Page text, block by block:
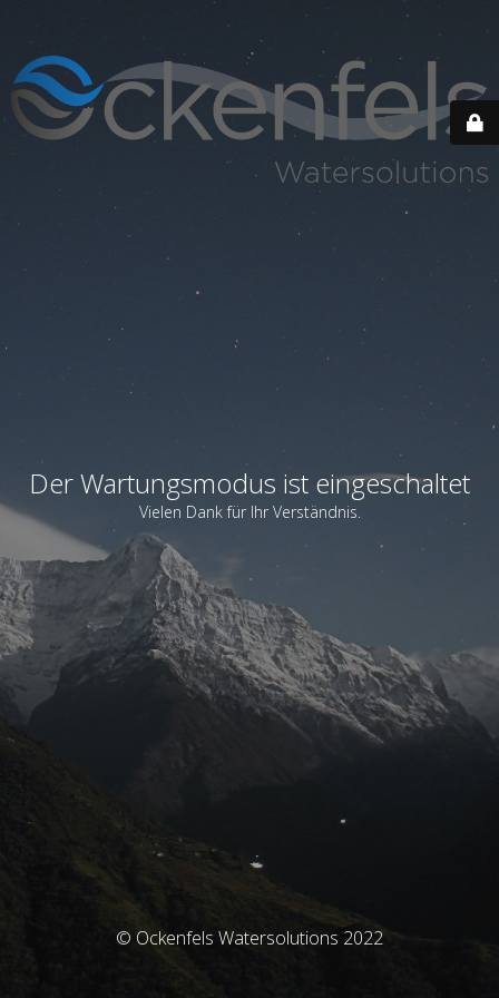
Der Wartungsmodus ist eingeschaltet
Vielen Dank für Ihr Verständnis.
© Ockenfels Watersolutions 2022